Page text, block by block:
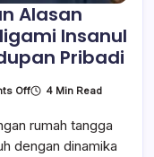
Alasan
Insanul
Pribadi
OffOn
Tegaskan
Mengapa
4 Min Read
rumah tangga
dengan dinamika